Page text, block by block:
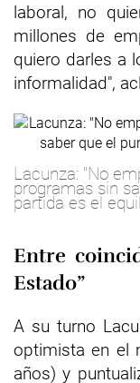
laboral, no
millones de
quiero darles a
informalidad",
Lacunza: "No
programas sin
partida es el
Entre
Estado”
A su turno
optimista en el
años) y